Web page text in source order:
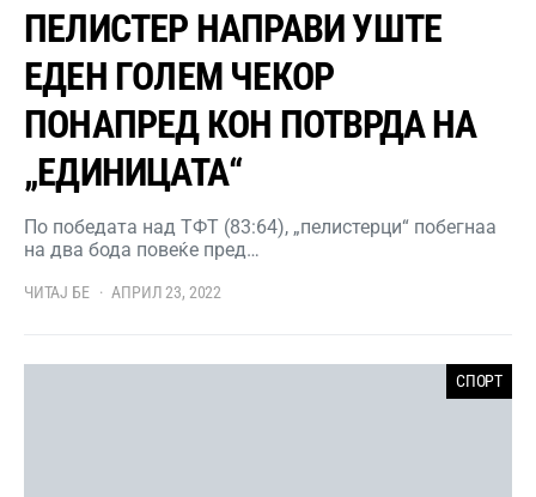
ПЕЛИСТЕР НАПРАВИ УШТЕ
ЕДЕН ГОЛЕМ ЧЕКОР
ПОНАПРЕД КОН ПОТВРДА НА
„ЕДИНИЦАТА“
По победата над ТФТ (83:64), „пелистерци“ побегнаа
на два бода повеќе пред…
ЧИТАЈ БЕ АПРИЛ 23, 2022
СПОРТ